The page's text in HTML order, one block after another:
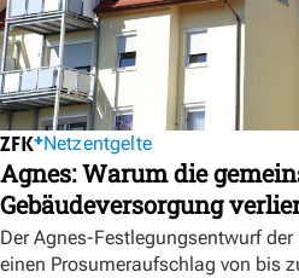
Netzentgelte
Agnes: Warum die
Gebäudeversorgung
Der Agnes-Festlegungsentwurf
einen Prosumeraufschlag von bis